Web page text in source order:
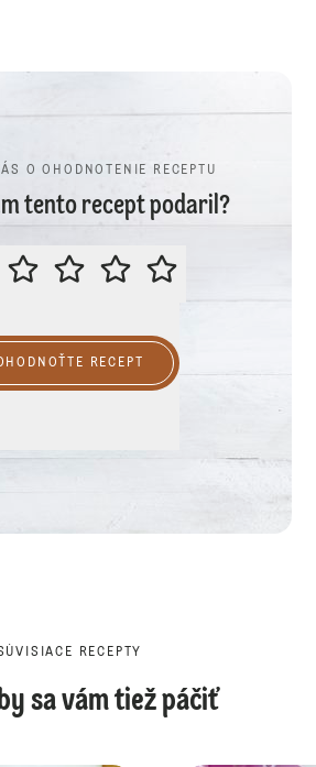
O OHODNOTENIE RECEPTU
tento recept podaril?
PROSÍME VÁS O OHODNOTENIE
RECEPT
RECEPTY
sa vám tiež páčiť